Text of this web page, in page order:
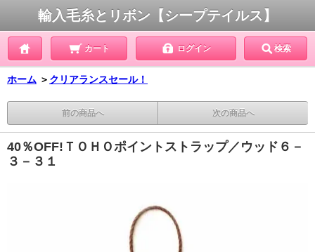
輸入毛糸とリボン【シープテイルス】
カート ログイン 検索
ホーム ＞ クリアランスセール！
前の商品へ 次の商品へ
40％OFF!ＴＯＨＯポイントストラップ／ウッド６－
３－３１